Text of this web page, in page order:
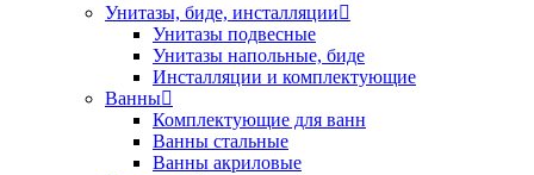
Унитазы, биде, инсталляции
Унитазы подвесные
Унитазы напольные, биде
Инсталляции и комплектующие
Ванны
Комплектующие для ванн
Ванны стальные
Ванны акриловые